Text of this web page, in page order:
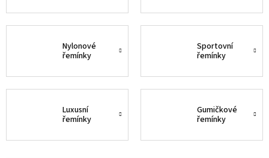
Nylonové
řemínky
Sportovní
řemínky
Luxusní
řemínky
Gumičkové
řemínky